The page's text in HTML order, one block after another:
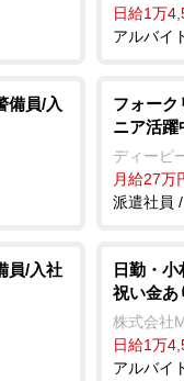
日給1万
アルバイ
備員/入
フォーク
ニア活躍
ディーピ
月給27万
派遣社員
員/入社
日勤・
祝い金あ
株式会社
日給1万
アルバイ